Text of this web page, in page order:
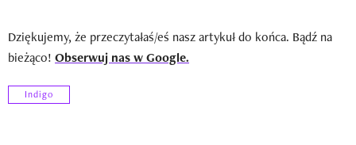
Dziękujemy, że przeczytałaś/eś nasz artykuł do końca. Bądź na
bieżąco! Obserwuj nas w Google.
Indigo